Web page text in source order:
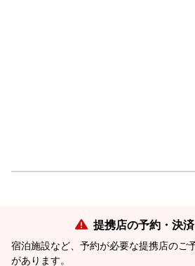
提携店の予約・決
宿泊施設など、予約が必要な提携店のご
があります。